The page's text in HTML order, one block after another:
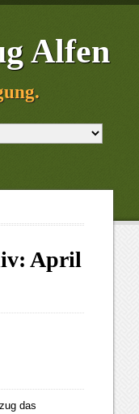
Alfen
April
das